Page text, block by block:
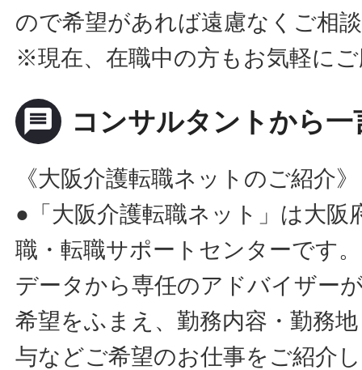
ので希望があれば遠慮なくご相
※現在、在職中の方もお気軽に
message コンサルタントから一
《大阪介護転職ネットのご紹介》
●「大阪介護転職ネット」は大阪
職・転職サポートセンターです
データから専任のアドバイザー
希望をふまえ、勤務内容・勤務
与などご希望のお仕事をご紹介